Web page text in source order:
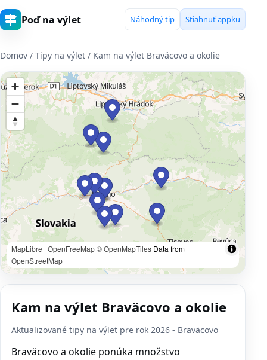
Poď na výlet Náhodný tip Stiahnuť appku
Domov / Tipy na výlet / Kam na výlet Braväcovo a okolie
MapLibre | OpenFreeMap© OpenMapTiles Data from
OpenStreetMap
Kam na výlet Braväcovo a okolie
Aktualizované tipy na výlet pre rok 2026 - Braväcovo
Braväcovo a okolie ponúka množstvo